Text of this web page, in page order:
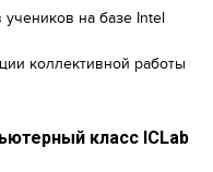
на базе Intel
коллективной работы
класс ICLab